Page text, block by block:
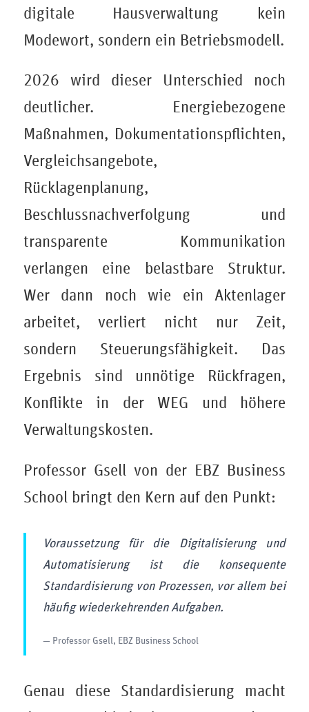
digitale Hausverwaltung kein
Modewort, sondern ein Betriebsmodell.
2026 wird dieser Unterschied noch
deutlicher. Energiebezogene
Maßnahmen, Dokumentationspflichten,
Vergleichsangebote,
Rücklagenplanung,
Beschlussnachverfolgung und
transparente Kommunikation
verlangen eine belastbare Struktur.
Wer dann noch wie ein Aktenlager
arbeitet, verliert nicht nur Zeit,
sondern Steuerungsfähigkeit. Das
Ergebnis sind unnötige Rückfragen,
Konflikte in der WEG und höhere
Verwaltungskosten.
Professor Gsell von der EBZ Business
School bringt den Kern auf den Punkt:
Voraussetzung für die Digitalisierung und
Automatisierung ist die konsequente
Standardisierung von Prozessen, vor allem bei
häufig wiederkehrenden Aufgaben.
— Professor Gsell, EBZ Business School
Genau diese Standardisierung macht